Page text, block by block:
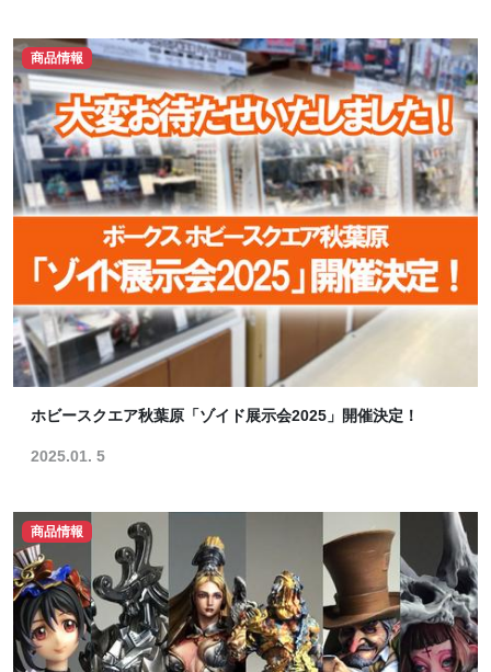
商品情報
ホビースクエア秋葉原「ゾイド展示会2025」開催決定！
2025.01. 5
商品情報